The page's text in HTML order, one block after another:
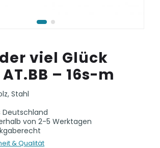
viel Glück
– 16s-m
Stahl
Deutschland
von 2-5 Werktagen
& Qualität